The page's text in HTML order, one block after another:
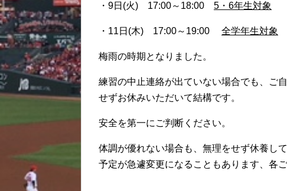
・9日(火) 17:00～18:00 5・6年生対象
・11日(木) 17:00～19:00 全学年生対象
梅雨の時期となりました。
練習の中止連絡が出ていない場合でも、ご
せずお休みいただいて結構です。
安全を第一にご判断ください。
体調が優れない場合も、無理をせず休養して
予定が急遽変更になることもあります、各